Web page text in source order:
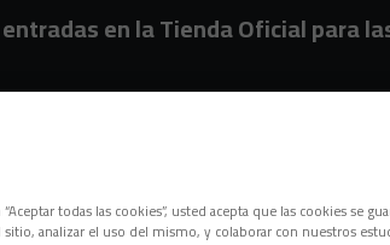
en la Tienda Oficial para
todas las cookies”, usted acepta que las cookies se
sitio, analizar el uso del mismo, y colaborar con nuestros